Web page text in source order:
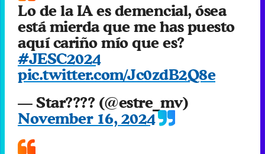
Lo de la IA es demencial, ósea
está mierda que me has puesto
aquí cariño mío que es?
#JESC2024
pic.twitter.com/Jc0zdB2Q8e
— Star???? (@estre_mv)
November 16, 2024